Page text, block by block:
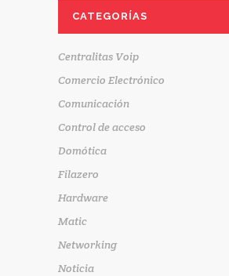
CATEGORÍAS
Centralitas Voip
Comercio Electrónico
Comunicación
Control de acceso
Domótica
Filazero
Hardware
Matic
Networking
Noticia